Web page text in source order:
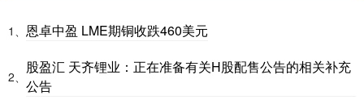
1、 恩卓中盈 LME期铜收跌460美元
2、
股盈汇 天齐锂业：正在准备有关H股配售公告的相关补充
公告